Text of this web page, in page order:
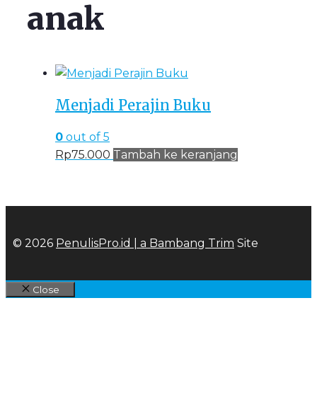
anak
Menjadi Perajin Buku
0 out of 5
Rp75.000 Tambah ke keranjang
© 2026 PenulisPro.id | a Bambang Trim Site
Close